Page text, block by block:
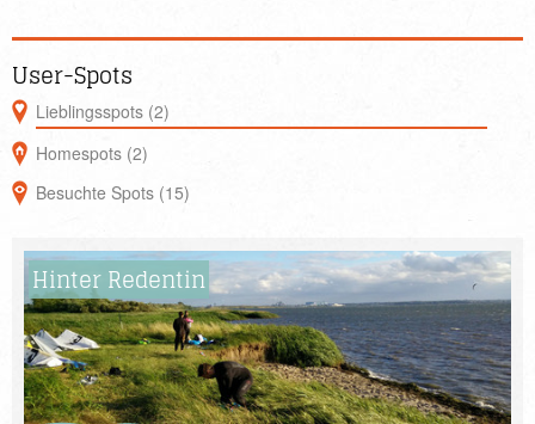
User-Spots
Lieblingsspots (2)
Homespots (2)
Besuchte Spots (15)
Hinter Redentin